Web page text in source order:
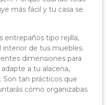
más fácil y tu casa se
entrepaños tipo rejilla,
interior de tus muebles.
dimensiones para
a tu alacena,
Son tan prácticos que
cómo organizabas